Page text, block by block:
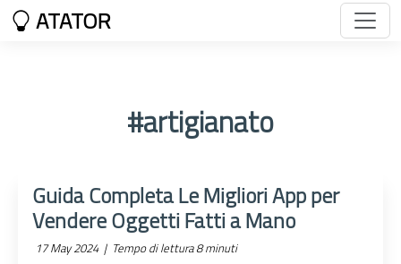
ATATOR
#artigianato
Guida Completa Le Migliori App per
Vendere Oggetti Fatti a Mano
17 May 2024 | Tempo di lettura 8 minuti